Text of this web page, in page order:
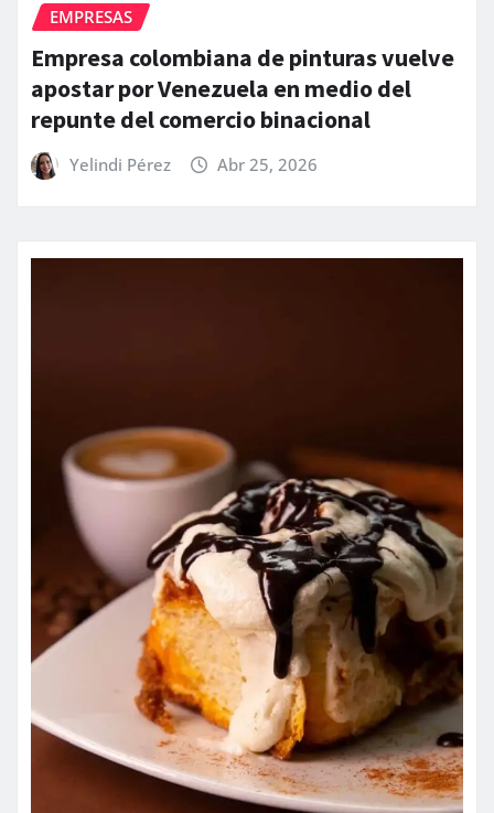
EMPRESAS
Empresa colombiana de pinturas vuelve
apostar por Venezuela en medio del
repunte del comercio binacional
Yelindi Pérez Abr 25, 2026